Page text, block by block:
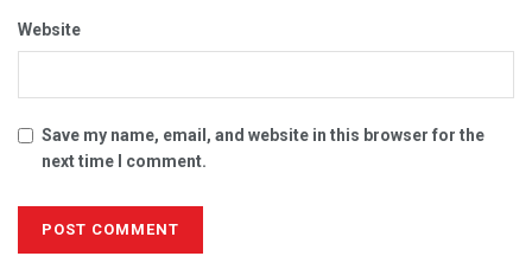
Website
Save my name, email, and website in this browser for the
next time I comment.